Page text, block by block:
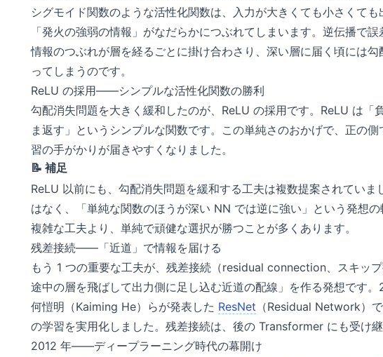
シグモイド関数のような活性化関数は、入力が大きくても小さくても
「発火の強弱の情報」がなだらかにつぶれてしまいます。逆伝播で
情報のつぶれが層を経るごとに掛け合わさり、深い層に届く頃には
ってしまうのです。
ReLU の採用——シンプルな活性化関数の勝利
勾配消失問題を大きく緩和したのが、ReLU の採用です。ReLU は「
ま返す」というシンプルな関数です。この単純さのおかげで、正の
習の手がかりが届きやすくなりました。
📝 補足
ReLU 以前にも、勾配消失問題を緩和する工夫は複数提案されてい
はなく、「単純な関数のほうが深い NN では逆に強い」という発想の
複雑な工夫より、単純で頑健な選択が勝つことが多くあります。
残差接続——「近道」で情報を届ける
もう 1 つの重要な工夫が、残差接続（residual connection、スキップ
途中の層を飛ばして出力側に足し込む近道の配線」を作る発想です
何愷明（Kaiming He）らが発表した ResNet （Residual Network）
の学習を実用化しました。残差接続は、後の Transformer にも受け継
2012 年——ディープラーニング時代の幕開け